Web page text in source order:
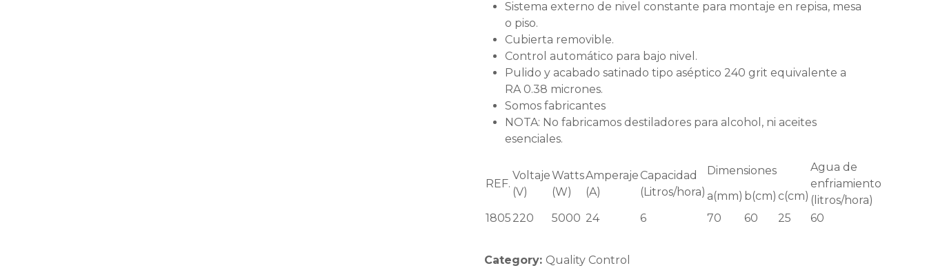
Sistema externo de nivel constante para montaje en repisa, mesa
o piso.
Cubierta removible.
Control automático para bajo nivel.
Pulido y acabado satinado tipo aséptico 240 grit equivalente a
RA 0.38 micrones.
Somos fabricantes
NOTA: No fabricamos destiladores para alcohol, ni aceites
esenciales.
REF.
Voltaje
(V)
Watts
(W)
Amperaje
(A)
Capacidad
(Litros/hora)
Dimensiones
Agua de
enfriamiento
(litros/hora)
a(mm) b(cm) c(cm)
1805 220 5000 24 6 70 60 25 60
Category: Quality Control